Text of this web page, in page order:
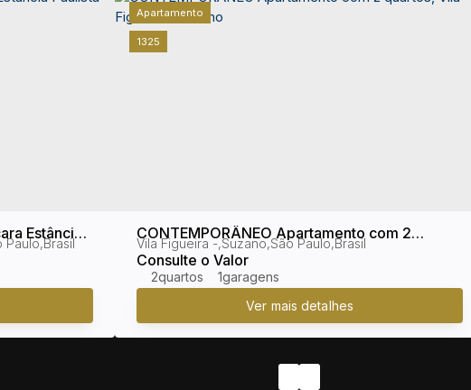
Estância
Paulo,Brasil
1325
Apartamento
CONTEMPORÂNEO Apartamento com 2
quartos, Vila Figueira - Suzano
Consulte o Valor
Vila Figueira ,Suzano,São Paulo,Brasil
2 1